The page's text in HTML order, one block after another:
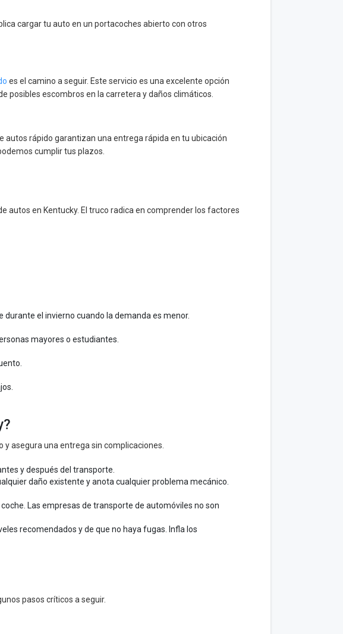
cargar tu auto en un portacoches abierto con otros
es el camino a seguir. Este servicio es una excelente opción
posibles escombros en la carretera y daños climáticos.
autos rápido garantizan una entrega rápida en tu ubicación
cumplir tus plazos.
autos en Kentucky. El truco radica en comprender los factores
el invierno cuando la demanda es menor.
mayores o estudiantes.
asegura una entrega sin complicaciones.
y después del transporte.
daño existente y anota cualquier problema mecánico.
Las empresas de transporte de automóviles no son
recomendados y de que no haya fugas. Infla los
pasos críticos a seguir.